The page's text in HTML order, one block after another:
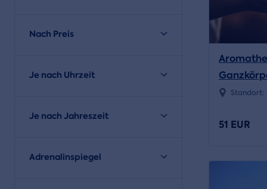
Nach Preis
Je nach Uhrzeit
Je nach Jahreszeit
Adrenalinspiegel
Standort:
51 EUR